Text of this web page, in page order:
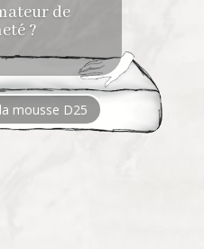
de
?
mousse D25